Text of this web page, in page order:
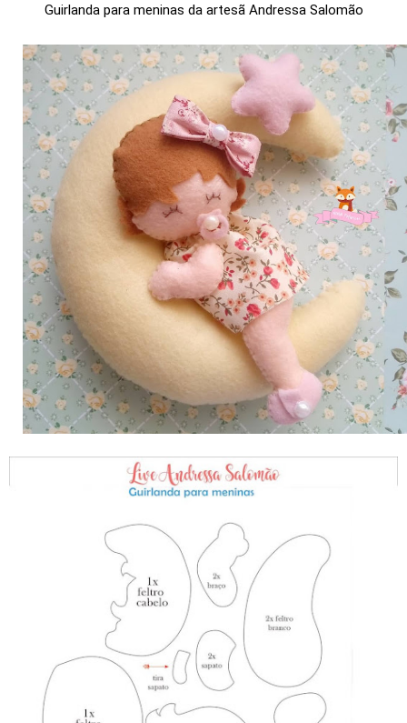
Guirlanda para meninas da artesã Andressa Salomão